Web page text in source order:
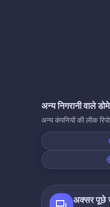
अन्य निगरानी वाले
अन्य कंपनियों की लीक
अक्सर पूछे